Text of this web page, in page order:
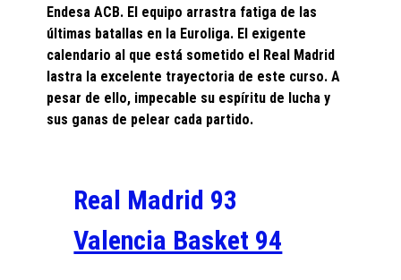
Endesa ACB. El equipo arrastra fatiga de las
últimas batallas en la Euroliga. El exigente
calendario al que está sometido el Real Madrid
lastra la excelente trayectoria de este curso. A
pesar de ello, impecable su espíritu de lucha y
sus ganas de pelear cada partido.
Real Madrid 93
Valencia Basket 94